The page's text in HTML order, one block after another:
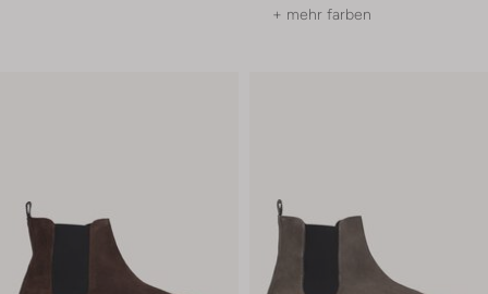
+ mehr farben